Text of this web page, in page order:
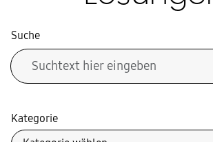
Suche
Kategorie